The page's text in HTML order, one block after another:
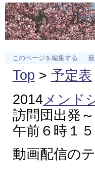
このページを編集する
Top > 予定表
2014メンド
訪問団出発
午前６時１
動画配信の